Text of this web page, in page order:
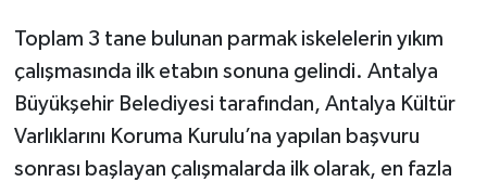
Toplam 3 tane bulunan parmak iskelelerin yıkım
çalışmasında ilk etabın sonuna gelindi. Antalya
Büyükşehir Belediyesi tarafından, Antalya Kültür
Varlıklarını Koruma Kurulu’na yapılan başvuru
sonrası başlayan çalışmalarda ilk olarak, en fazla